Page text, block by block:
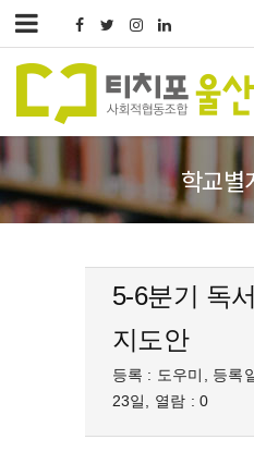
학교별
5-6분기 독
지도안
등록 : 도우미, 등록
23일, 열람 : 0